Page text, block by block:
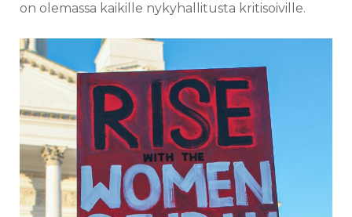
on olemassa kaikille nykyhallitusta kritisoiville.